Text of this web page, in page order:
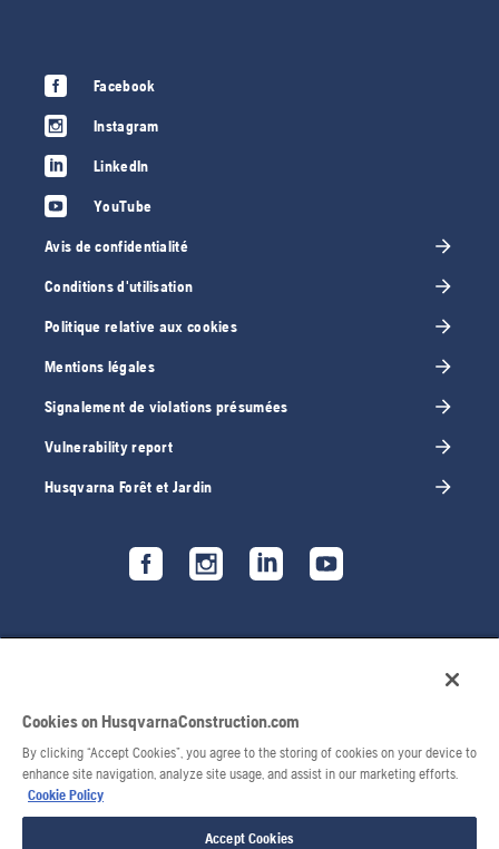
Facebook
Instagram
LinkedIn
YouTube
Avis de confidentialité
Conditions d'utilisation
Politique relative aux cookies
Mentions légales
Signalement de violations présumées
Vulnerability report
Husqvarna Forêt et Jardin
© 2026 Husqvarna AB. Tous droits réservés.
Cookies on HusqvarnaConstruction.com
By clicking “Accept Cookies”, you agree to the storing of cookies on your device to
enhance site navigation, analyze site usage, and assist in our marketing efforts.
Cookie Policy
Accept Cookies